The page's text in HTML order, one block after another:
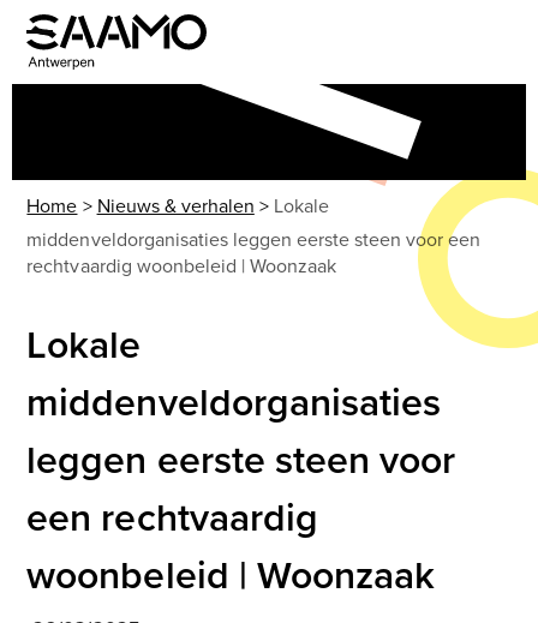
Skip
content
Open
mobile
Close
mobile
Home > Nieuws & verhalen > Lokale
middenveldorganisaties leggen eerste steen voor een
rechtvaardig woonbeleid | Woonzaak
Lokale
middenveldorganisaties
leggen eerste steen voor
een rechtvaardig
woonbeleid | Woonzaak